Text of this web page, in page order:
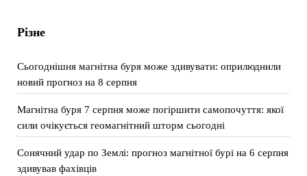
Різне
Сьогоднішня магнітна буря може здивувати: оприлюднили
новий прогноз на 8 серпня
Магнітна буря 7 серпня може погіршити самопочуття: якої
сили очікується геомагнітний шторм сьогодні
Сонячний удар по Землі: прогноз магнітної бурі на 6 серпня
здивував фахівців